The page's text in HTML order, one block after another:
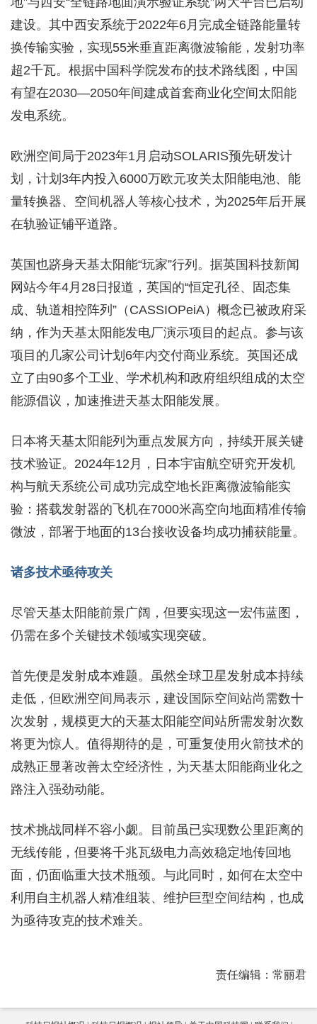
建设。其中西安系统于2022年6月完成全链路能量转
换传输实验，实现55米垂直距离微波输能，发射功率
超2千瓦。根据中国科学院发布的技术路线图，中国
有望在2030—2050年间建成首套商业化空间太阳能
发电系统。
欧洲空间局于2023年1月启动SOLARIS预先研发计
划，计划3年内投入6000万欧元攻关太阳能电池、能
量转换器、空间机器人等核心技术，为2025年后开展
在轨验证铺平道路。
英国也跻身天基太阳能“玩家”行列。据英国科技新闻
网站今年4月28日报道，英国的“恒定孔径、固态集
成、轨道相控阵列”（CASSIOPeiA）概念已被政府采
纳，作为天基太阳能发电厂演示项目的起点。参与该
项目的几家公司计划6年内交付商业系统。英国还成
立了由90多个工业、学术机构和政府组织组成的太空
能源倡议，加速推进天基太阳能发展。
日本将天基太阳能列为重点发展方向，持续开展关键
技术验证。2024年12月，日本宇宙航空研究开发机
构与航天系统公司成功完成空地长距离微波输能实
验：搭载发射器的飞机在7000米高空向地面精准传输
微波，部署于地面的13台接收设备均成功捕获能量。
诸多技术亟待攻关
尽管天基太阳能前景广阔，但要实现这一宏伟蓝图，
仍需在多个关键技术领域实现突破。
首先便是发射成本难题。虽然全球卫星发射成本持续
走低，但欧洲空间局表示，建设国际空间站尚需数十
次发射，规模更大的天基太阳能空间站所需发射次数
将更为惊人。值得期待的是，可重复使用火箭技术的
成熟正显著改善太空经济性，为天基太阳能商业化之
路注入强劲动能。
技术挑战同样不容小觑。目前虽已实现数公里距离的
无线传能，但要将千兆瓦级电力高效稳定地传回地
面，仍面临重大技术瓶颈。与此同时，如何在太空中
利用自主机器人精准组装、维护巨型空间结构，也成
为亟待攻克的技术难关。
责任编辑：常丽君